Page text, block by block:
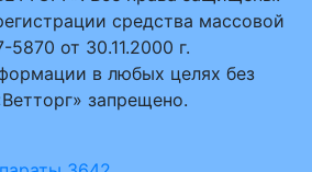
средства массовой
от 30.11.2000 г.
в любых целях без
запрещено.